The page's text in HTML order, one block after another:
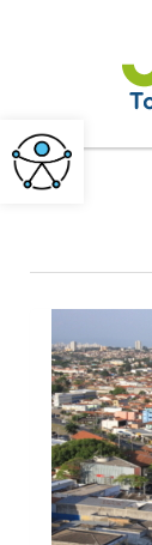
Pular para